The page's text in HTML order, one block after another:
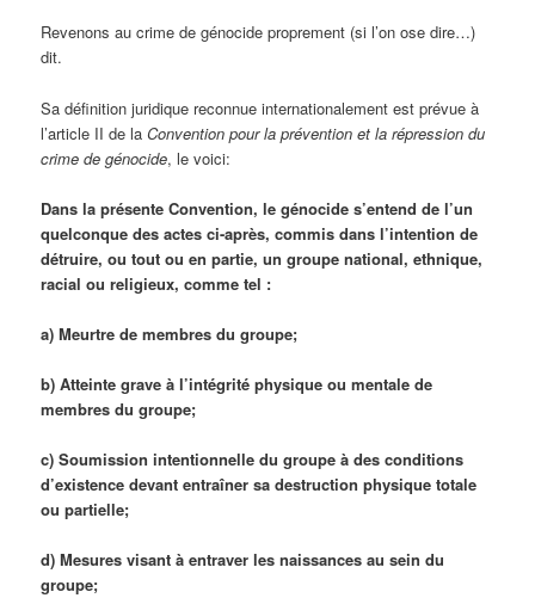
Revenons au crime de génocide proprement (si l’on ose dire…)
dit.
Sa définition juridique reconnue internationalement est prévue à
l’article II de laConvention pour la prévention et la répression du
crime de génocide, le voici:
Dans la présente Convention, le génocide s’entend de l’un
quelconque des actes ci-après, commis dans l’intention de
détruire, ou tout ou en partie, un groupe national, ethnique,
racial ou religieux, comme tel :
a) Meurtre de membres du groupe;
b) Atteinte grave à l’intégrité physique ou mentale de
membres du groupe;
c) Soumission intentionnelle du groupe à des conditions
d’existence devant entraîner sa destruction physique totale
ou partielle;
d) Mesures visant à entraver les naissances au sein du
groupe;